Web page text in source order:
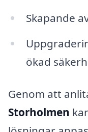
Skapande
ökad
Genom att
Storholmen